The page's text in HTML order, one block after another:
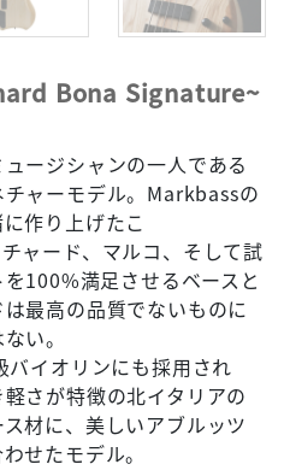
Bona Signature~
ージシャンの一人である
ャーモデル。Markbassの
作り上げたこ
ャード、マルコ、そして試
100%満足させるベースと
最高の品質でないものに
い。
イオリンにも採用され
さが特徴の北イタリアの
材に、美しいアブルッツ
せたモデル。